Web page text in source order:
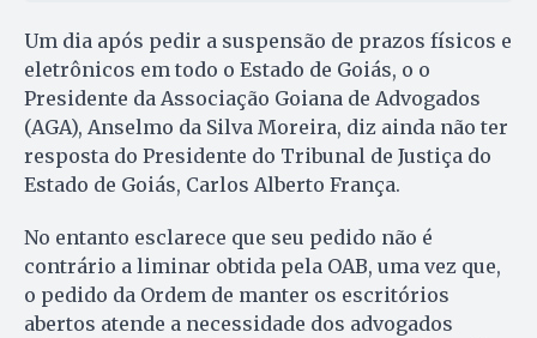
Um dia após pedir a suspensão de prazos físicos e
eletrônicos em todo o Estado de Goiás, o o
Presidente da Associação Goiana de Advogados
(AGA), Anselmo da Silva Moreira, diz ainda não ter
resposta do Presidente do Tribunal de Justiça do
Estado de Goiás, Carlos Alberto França.
No entanto esclarece que seu pedido não é
contrário a liminar obtida pela OAB, uma vez que,
o pedido da Ordem de manter os escritórios
abertos atende a necessidade dos advogados